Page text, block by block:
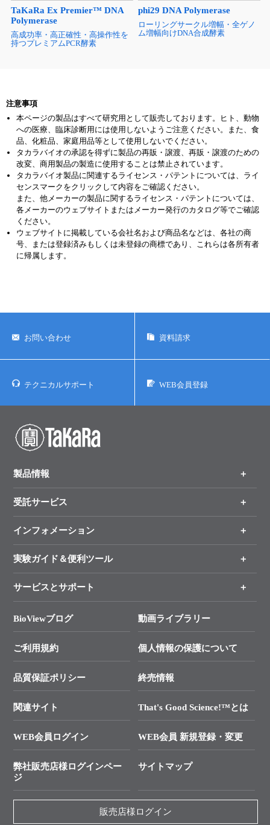
TaKaRa Ex Premier™ DNA
Polymerase
高成功率・高正確性・高操作性を
持つプレミアムPCR酵素
phi29 DNA Polymerase
ローリングサークル増幅・全ゲノ
ム増幅向けDNA合成酵素
注意事項
本ページの製品はすべて研究用として販売しております。ヒト、動物
への医療、臨床診断用には使用しないようご注意ください。また、食
品、化粧品、家庭用品等として使用しないでください。
タカラバイオの承認を得ずに製品の再販・譲渡、再販・譲渡のための
改変、商用製品の製造に使用することは禁止されています。
タカラバイオ製品に関連するライセンス・パテントについては、ライ
センスマークをクリックして内容をご確認ください。
また、他メーカーの製品に関するライセンス・パテントについては、
各メーカーのウェブサイトまたはメーカー発行のカタログ等でご確認
ください。
ウェブサイトに掲載している会社名および商品名などは、各社の商
号、または登録済みもしくは未登録の商標であり、これらは各所有者
に帰属します。
お問い合わせ 資料請求
テクニカルサポート WEB会員登録
製品情報
製品一覧
手法から製品を探す
新製品情報
受託サービス
オンライン注文
インフォメーション
キャンペーン
タカラバイオ各種会員募集のお知らせ
終売製品のお知らせ
価格改定のご案内
技術セミナーのご案内
タカラバイオ発表文献
実験ガイド＆便利ツール
リアルタイムPCR実験のススメ
幹細胞・再生医療研究ガイド
クローニング実験ガイド
SMARTer NGSポータルサイト
プライマー設計
制限酵素切断サイトの検索
ユーザーズボイス集
サービスとサポート
総合お問い合わせ
├ 実験コンシェルジュ
├ 受託サービスお問い合わせ
資料請求 機器関連
資料請求 受託関連
資料請求 核酸抽出・精製カタログ
BioViewブログ 動画ライブラリー
ご利用規約 個人情報の保護について
品質保証ポリシー 終売情報
関連サイト That's Good Science!™とは
WEB会員ログイン WEB会員 新規登録・変更
弊社販売店様ログインペー
ジ
サイトマップ
販売店様ログイン